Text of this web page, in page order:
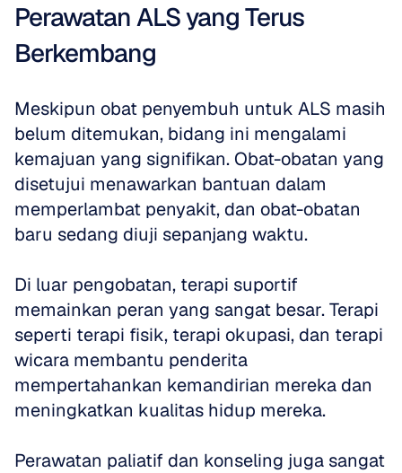
Perawatan ALS yang Terus
Berkembang
Meskipun obat penyembuh untuk ALS masih
belum ditemukan, bidang ini mengalami
kemajuan yang signifikan. Obat-obatan yang
disetujui menawarkan bantuan dalam
memperlambat penyakit, dan obat-obatan
baru sedang diuji sepanjang waktu.
Di luar pengobatan, terapi suportif
memainkan peran yang sangat besar. Terapi
seperti terapi fisik, terapi okupasi, dan terapi
wicara membantu penderita
mempertahankan kemandirian mereka dan
meningkatkan kualitas hidup mereka.
Perawatan paliatif dan konseling juga sangat